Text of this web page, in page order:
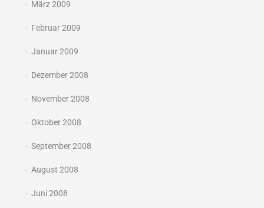
März 2009
Februar 2009
Januar 2009
Dezember 2008
November 2008
Oktober 2008
September 2008
August 2008
Juni 2008